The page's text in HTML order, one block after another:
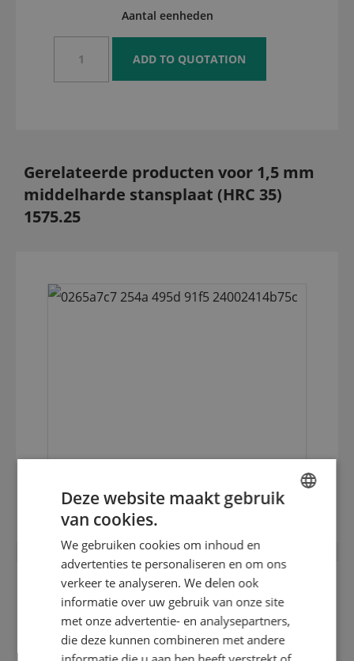
Aantal eenheden
Gerelateerde producten voor 1,5 mm
middelharde stansplaat (HRC 35)
1575.25
35)
Deze website maakt gebruik
van cookies.
We gebruiken cookies om inhoud en
advertenties te personaliseren en om ons
verkeer te analyseren. We delen ook
informatie over uw gebruik van onze site
met onze advertentie- en analysepartners,
die deze kunnen combineren met andere